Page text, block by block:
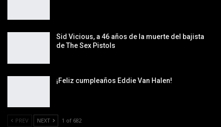
Sid Vicious, a 46 años de la muerte del bajista
de The Sex Pistols
¡Feliz cumpleaños Eddie Van Halen!
PREV NEXT 1 of 682